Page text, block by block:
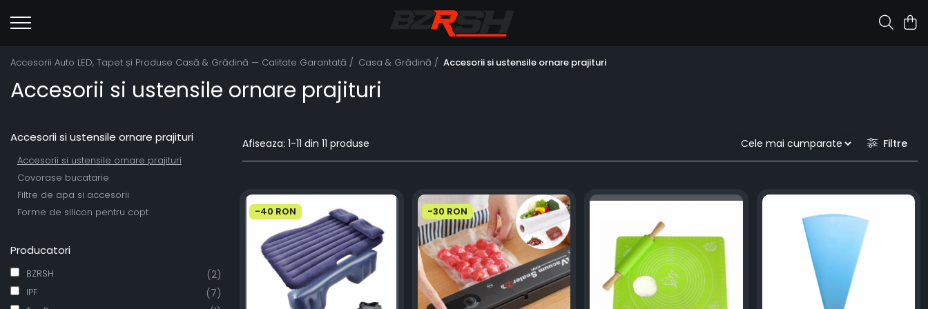
Accesorii Auto LED, Tapet și Produse Casă & Grădină — Calitate Garantată / Casa & Grădină / Accesorii si ustensile ornare prajituri
Accesorii si ustensile ornare prajituri
Accesorii si ustensile ornare prajituri
Accesorii si ustensile ornare prajituri
Covorase bucatarie
Filtre de apa si accesorii
Forme de silicon pentru copt
Producatori
BZRSH (2)
IPF (7)
Afiseaza: 1-11 din 11 produse Filtre
-40 RON -30 RON